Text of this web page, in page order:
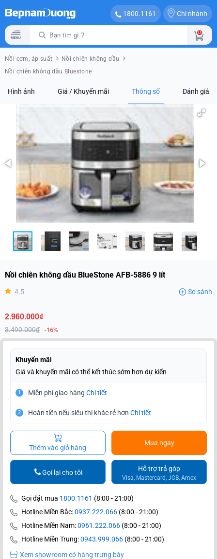
1800.1161 Chi nhánh
0
Nồi cơm, áp suất
Nồi chiên không dầu
Nồi chiên không dầu Bluestone
Hình ảnh Giá / Khuyến mãi Thông số Đánh giá
Nồi chiên không dầu BlueStone AFB-5886 9 lít
4.5 So sánh
2.960.000₫
3.490.000₫ -16%
Khuyến mãi
Giá và khuyến mãi có thể kết thúc sớm hơn dự kiến
1 Miễn phí giao hàng Chi tiết
2 Hoàn tiền nếu siêu thị khác rẻ hơn Chi tiết
Thêm vào giỏ hàng
Mua ngay
Hỗ trợ trả góp
Visa, Mastercard, JCB, Amex
Gọi lại cho tôi
Gọi đặt mua 1800.1161 (8:00 - 21:00)
Hotline Miền Bắc:0937.222.066 (8:00 - 21:00)
Hotline Miền Nam:0961.222.066 (8:00 - 21:00)
Hotline Miền Trung:0943.999.066 (8:00 - 21:00)
Xem showroom có hàng trưng bày